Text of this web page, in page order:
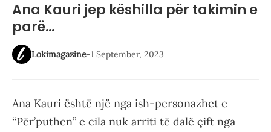
Ana Kauri jep këshilla për takimin e
parë…
Lokimagazine-1 September, 2023
Ana Kauri është një nga ish-personazhet e
“Për’puthen” e cila nuk arriti të dalë çift nga